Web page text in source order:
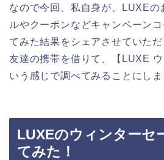
なので今回、私自身が、LUXEの
ルやクーポンなどキャンペーン
てみた結果をシェアさせていた
友達の携帯を借りて、【LUXE
いう感じで調べてみることにしま
LUXEのウィンターセ
てみた！